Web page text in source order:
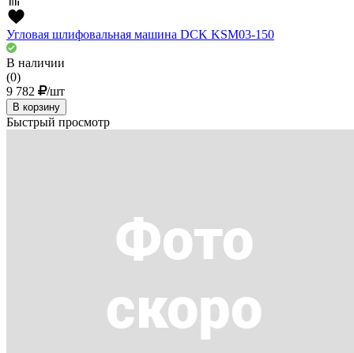
Угловая шлифовальная машина DCK KSM03-150
В наличии
(0)
9 782
/шт
В корзину
Быстрый просмотр